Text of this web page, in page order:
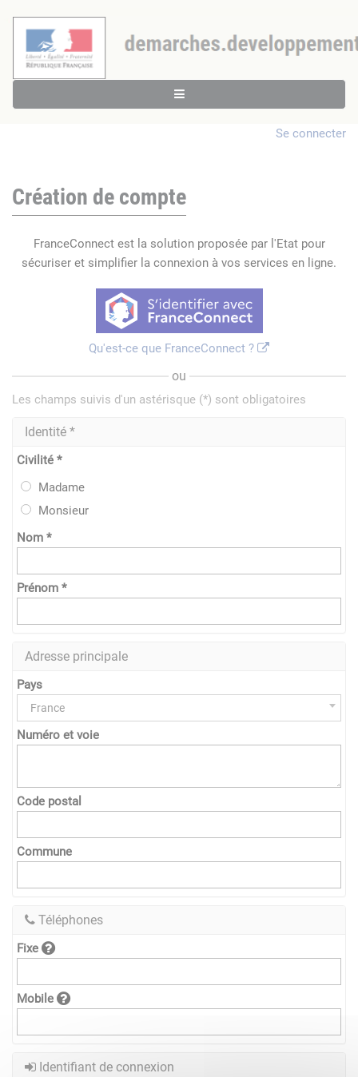
Se connecter
Création de compte
FranceConnect est la solution proposée par l'Etat pour
sécuriser et simplifier la connexion à vos services en ligne.
Qu'est-ce que FranceConnect ?
ou
Les champs suivis d'un astérisque (*) sont obligatoires
Identité *
Civilité *
Madame
Monsieur
Nom *
Prénom *
Adresse principale
Pays
France
Numéro et voie
Code postal
Commune
Téléphones
Fixe
Mobile
Identifiant de connexion